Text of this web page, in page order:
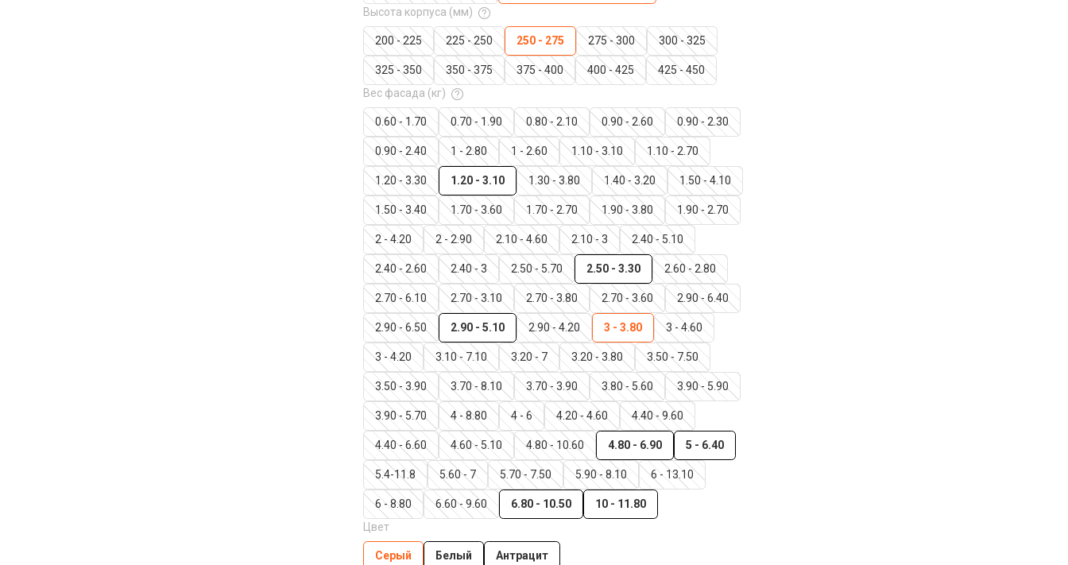
Высота корпуса (мм)
200 - 225 225 - 250 250 - 275 275 - 300 300 - 325
325 - 350 350 - 375 375 - 400 400 - 425
425 - 450
Вес фасада (кг)
0.60 - 1.70 0.70 - 1.90 0.80 - 2.10 0.90 - 2.60 0.90 - 2.30
0.90 - 2.40 1 - 2.80 1 - 2.60 1.10 - 3.10 1.10 - 2.70
1.20 - 3.30 1.20 - 3.10 1.30 - 3.80 1.40 - 3.20 1.50 - 4.10
1.50 - 3.40 1.70 - 3.60 1.70 - 2.70 1.90 - 3.80 1.90 - 2.70
2 - 4.20 2 - 2.90 2.10 - 4.60 2.10 - 3 2.40 - 5.10
2.40 - 2.60 2.40 - 3 2.50 - 5.70 2.50 - 3.30 2.60 - 2.80
2.70 - 6.10 2.70 - 3.10 2.70 - 3.80 2.70 - 3.60 2.90 - 6.40
2.90 - 6.50 2.90 - 5.10 2.90 - 4.20 3 - 3.80 3 - 4.60
3 - 4.20 3.10 - 7.10 3.20 - 7 3.20 - 3.80 3.50 - 7.50
3.50 - 3.90 3.70 - 8.10 3.70 - 3.90 3.80 - 5.60 3.90 - 5.90
3.90 - 5.70 4 - 8.80 4 - 6 4.20 - 4.60 4.40 - 9.60
4.40 - 6.60 4.60 - 5.10 4.80 - 10.60 4.80 - 6.90 5 - 6.40
5.4-11.8 5.60 - 7 5.70 - 7.50 5.90 - 8.10 6 - 13.10
6 - 8.80 6.60 - 9.60 6.80 - 10.50
10 - 11.80
Цвет
Серый Белый Антрацит